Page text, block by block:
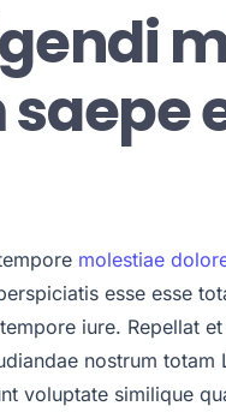
molestiae
esse esse
iure. Repellat
nostrum
voluptate similique